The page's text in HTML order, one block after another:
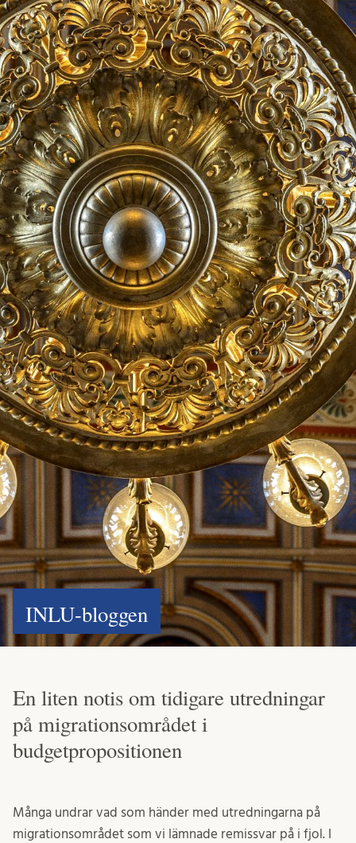
INLU-bloggen
En liten notis om tidigare utredningar
på migrationsområdet i
budgetpropositionen
Många undrar vad som händer med utredningarna på
migrationsområdet som vi lämnade remissvar på i fjol. I